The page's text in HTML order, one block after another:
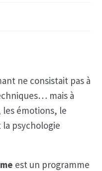
ne consistait pas à
mais à
émotions, le
psychologie
est un programme